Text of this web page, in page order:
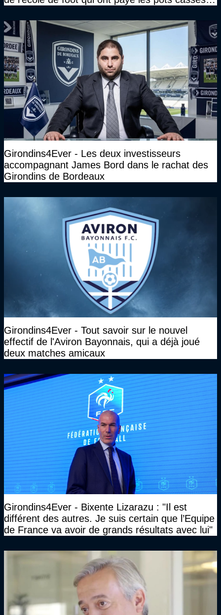
Girondins4Ever - Les deux investisseurs
accompagnant James Bord dans le rachat des
Girondins de Bordeaux
Girondins4Ever - Tout savoir sur le nouvel
effectif de l'Aviron Bayonnais, qui a déjà joué
deux matches amicaux
Girondins4Ever - Bixente Lizarazu : "Il est
différent des autres. Je suis certain que l’Equipe
de France va avoir de grands résultats avec lui"